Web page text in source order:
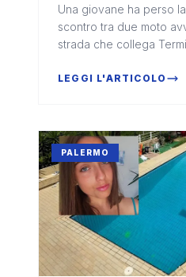
Una giovane ha perso
scontro tra due moto
strada che collega
violento, ha richiesto
LEGGI L'ARTICOLO
PALERMO